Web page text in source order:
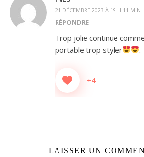
21 DÉCEMBRE 2023 À 19 H 11 MIN
RÉPONDRE
Trop jolie continue
portable trop styler
.
+4
LAISSER UN